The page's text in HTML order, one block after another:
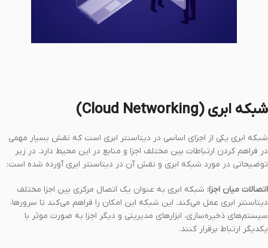
شبکه ابری (Cloud Networking)
شبکه ابری یکی از اجزای اساسی در دیتاسنتر ابری است که نقش بسیار مهمی
در فراهم کردن ارتباطات بین مختلف اجزا و منابع در این محیط دارد. در زیر
توضیحاتی در مورد شبکه ابری و نقش آن در دیتاسنتر ابری آورده شده است:
اتصالات میان اجزا: شبکه ابری به عنوان یک اتصال مرکزی بین اجزا مختلف
دیتاسنتر ابری عمل می‌کند. این شبکه این امکان را فراهم می‌کند تا سرورها،
سیستم‌های ذخیره‌سازی، ابزارهای مدیریتی و دیگر اجزا به صورت موثر با
یکدیگر ارتباط برقرار کنند.